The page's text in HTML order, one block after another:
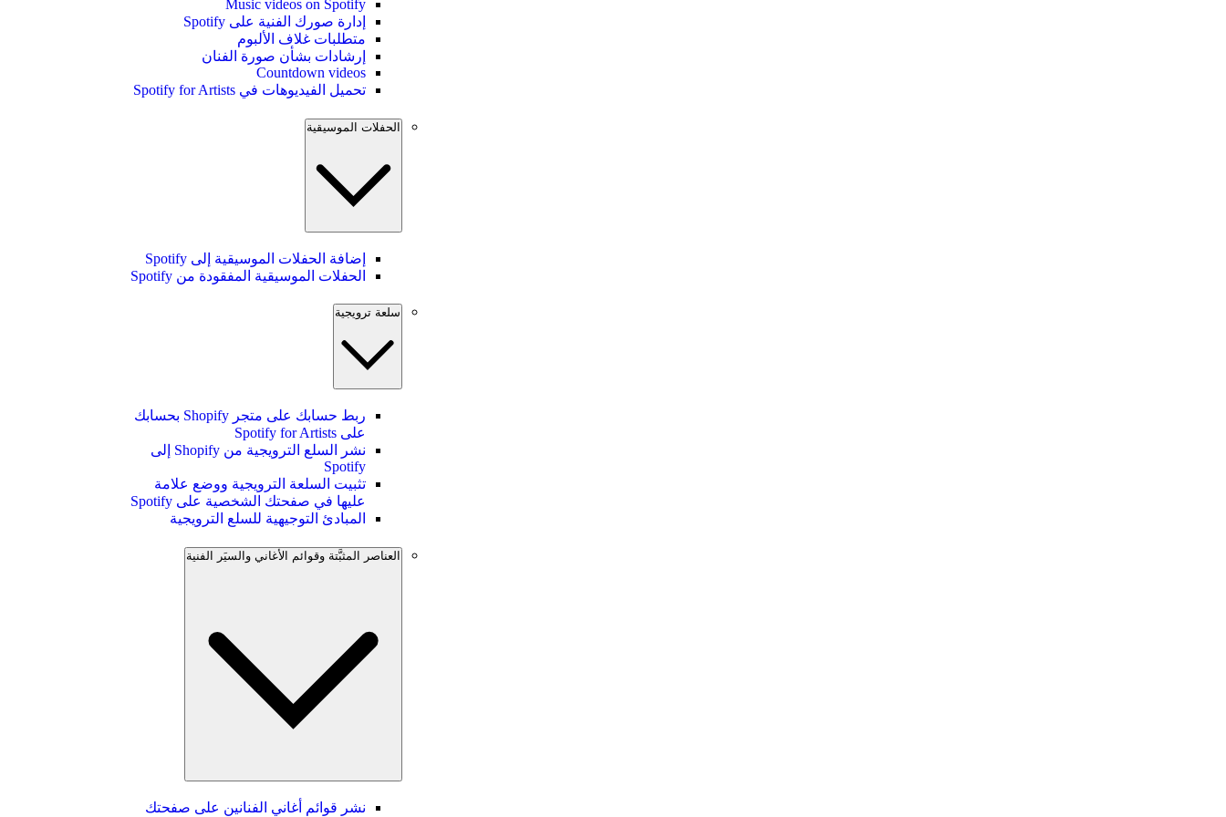
Music videos on Spotify
إدارة صورك الفنية على Spotify
متطلبات غلاف الألبوم
إرشادات بشأن صورة الفنان
Countdown videos
تحميل الفيديوهات في Spotify for Artists
الحفلات الموسيقية
إضافة الحفلات الموسيقية إلى Spotify
الحفلات الموسيقية المفقودة من Spotify
سلعة ترويجية
ربط حسابك على متجر Shopify بحسابك
على Spotify for Artists
نشر السلع الترويجية من Shopify إلى
Spotify
تثبيت السلعة الترويجية ووضع علامة
عليها في صفحتك الشخصية على Spotify
المبادئ التوجيهية للسلع الترويجية
العناصر المثبَّتة وقوائم الأغاني والسيَر الفنية
نشر قوائم أغاني الفنانين على صفحتك